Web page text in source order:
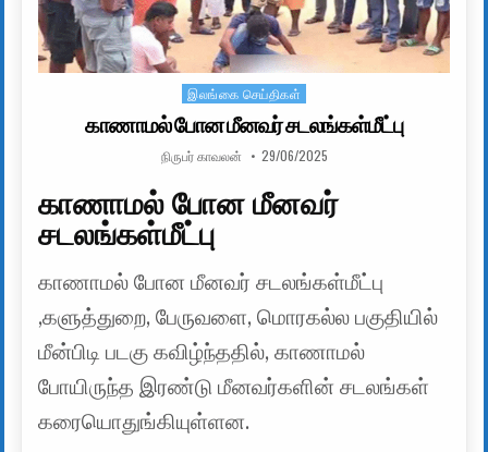
Posted in
இலங்கை செய்திகள்
காணாமல் போன மீனவர் சடலங்கள்மீட்பு
AUTHOR:
நிருபர் காவலன் PUBLISHED DATE:
29/06/2025
காணாமல் போன மீனவர்
சடலங்கள்மீட்பு
காணாமல் போன மீனவர் சடலங்கள்மீட்பு
,களுத்துறை, பேருவளை, மொரகல்ல பகுதியில்
மீன்பிடி படகு கவிழ்ந்ததில், காணாமல்
போயிருந்த இரண்டு மீனவர்களின் சடலங்கள்
கரையொதுங்கியுள்ளன.